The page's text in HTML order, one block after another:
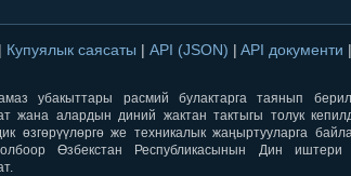
| Купуялык саясаты | API (JSON) | API документи |
убакыттары расмий булактарга таянып
жана алардын диний жактан тактыгы толук
өзгөрүүлөргө же техникалык жаңыртууларга
Өзбекстан Республикасынын Дин иштери